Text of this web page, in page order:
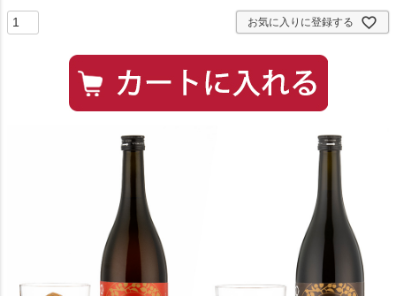
お気に入りに登録する